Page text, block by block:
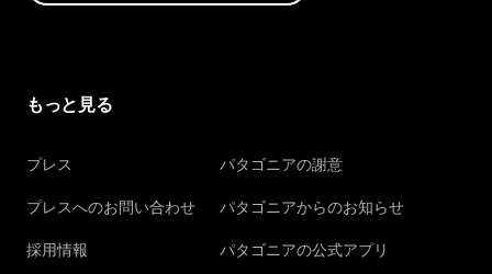
もっと見る
プレス
プレスへのお問い合わせ
採用情報
パタゴニアの謝意
パタゴニアからのお知らせ
パタゴニアの公式アプリ